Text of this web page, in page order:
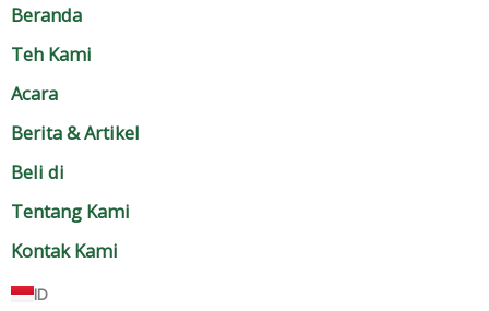
Beranda
Teh Kami
Acara
Berita & Artikel
Beli di
Tentang Kami
Kontak Kami
ID